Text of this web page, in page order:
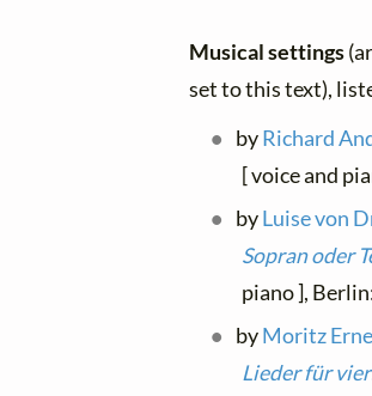
Musical settings
set to this text),
byRichard
[ voice and
byLuise von
Sopran oder
piano ],
byMoritz
Lieder für